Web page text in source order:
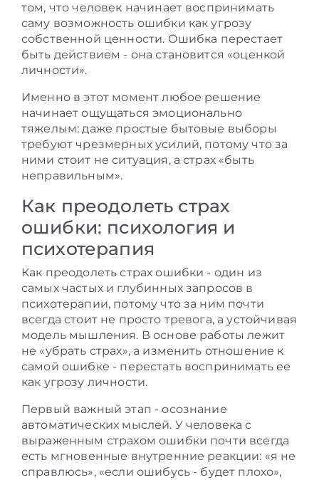
том, что человек начинает воспринимать
саму возможность ошибки как угрозу
собственной ценности. Ошибка перестает
быть действием - она становится «оценкой
личности».
Именно в этот момент любое решение
начинает ощущаться эмоционально
тяжелым: даже простые бытовые выборы
требуют чрезмерных усилий, потому что за
ними стоит не ситуация, а страх «быть
неправильным».
Как преодолеть страх
ошибки: психология и
психотерапия
Как преодолеть страх ошибки - один из
самых частых и глубинных запросов в
психотерапии, потому что за ним почти
всегда стоит не просто тревога, а устойчивая
модель мышления. В основе работы лежит
не «убрать страх», а изменить отношение к
самой ошибке - перестать воспринимать ее
как угрозу личности.
Первый важный этап - осознание
автоматических мыслей. У человека с
выраженным страхом ошибки почти всегда
есть мгновенные внутренние реакции: «я не
справлюсь», «если ошибусь - будет плохо»,